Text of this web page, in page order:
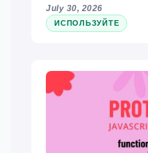
July 30, 2026
ИСПОЛЬЗУЙТЕ